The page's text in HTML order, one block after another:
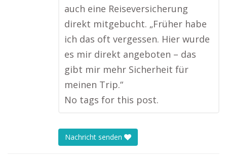
auch eine Reiseversicherung
direkt mitgebucht. „Früher habe
ich das oft vergessen. Hier wurde
es mir direkt angeboten – das
gibt mir mehr Sicherheit für
meinen Trip.“
No tags for this post.
Nachricht senden